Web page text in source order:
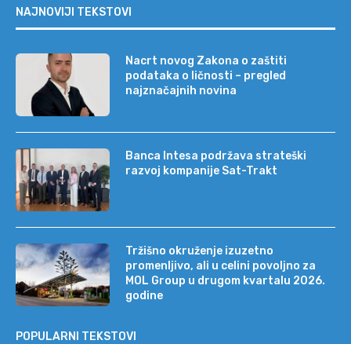
NAJNOVIJI TEKSTOVI
Nacrt novog Zakona o zaštiti
podataka o ličnosti – pregled
najznačajnih novina
Banca Intesa podržava strateški
razvoj kompanije Sat-Trakt
Tržišno okruženje izuzetno
promenljivo, ali u celini povoljno za
MOL Group u drugom kvartalu 2026.
godine
POPULARNI TEKSTOVI